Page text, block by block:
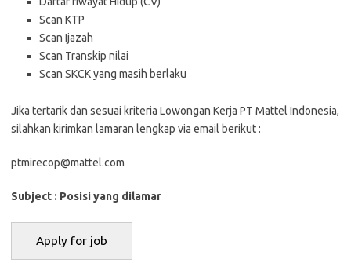
Scan KTP
Scan Ijazah
Scan Transkip nilai
Scan SKCK yang masih berlaku
Jika tertarik dan sesuai kriteria Lowongan Kerja PT Mattel Indonesia,
silahkan kirimkan lamaran lengkap via email berikut :
ptmirecop@mattel.com
Subject : Posisi yang dilamar